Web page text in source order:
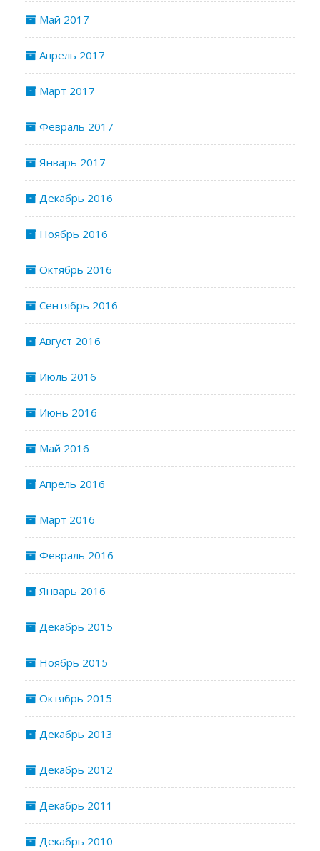
Май 2017
Апрель 2017
Март 2017
Февраль 2017
Январь 2017
Декабрь 2016
Ноябрь 2016
Октябрь 2016
Сентябрь 2016
Август 2016
Июль 2016
Июнь 2016
Май 2016
Апрель 2016
Март 2016
Февраль 2016
Январь 2016
Декабрь 2015
Ноябрь 2015
Октябрь 2015
Декабрь 2013
Декабрь 2012
Декабрь 2011
Декабрь 2010